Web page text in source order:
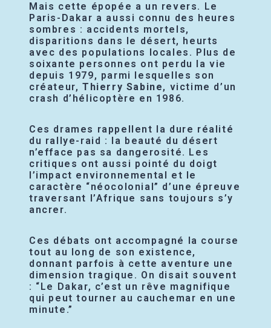
Mais cette épopée a un revers. Le
Paris-Dakar a aussi connu des heures
sombres : accidents mortels,
disparitions dans le désert, heurts
avec des populations locales. Plus de
soixante personnes ont perdu la vie
depuis 1979, parmi lesquelles son
créateur,Thierry Sabine, victime d’un
crash d’hélicoptère en 1986.
Ces drames rappellent la dure réalité
du rallye-raid : la beauté du désert
n’efface pas sa dangerosité. Les
critiques ont aussi pointé du doigt
l’impact environnemental et le
caractère “néocolonial” d’une épreuve
traversant l’Afrique sans toujours s’y
ancrer.
Ces débats ont accompagné la course
tout au long de son existence,
donnant parfois à cette aventure une
dimension tragique. On disait souvent
: “Le Dakar, c’est un rêve magnifique
qui peut tourner au cauchemar en une
minute.”